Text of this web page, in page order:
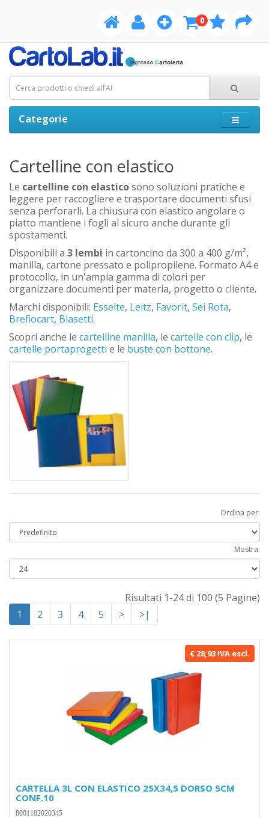
0
Categorie
Cartelline con elastico
Le cartelline con elasticosono soluzioni pratiche e
leggere per raccogliere e trasportare documenti sfusi
senza perforarli. La chiusura con elastico angolare o
piatto mantiene i fogli al sicuro anche durante gli
spostamenti.
Disponibili a 3 lembi in cartoncino da 300 a 400 g/m²,
manilla, cartone pressato e polipropilene. Formato A4 e
protocollo, in un'ampia gamma di colori per
organizzare documenti per materia, progetto o cliente.
Marchi disponibili: Esselte, Leitz, Favorit, Sei Rota,
Brefiocart, Blasetti.
Scopri anche le cartelline manilla, le cartelle con clip, le
cartelle portaprogetti e le buste con bottone.
Ordina per:
Mostra:
1 2 3 4 5 > >|
Risultati 1-24 di 100 (5 Pagine)
€ 28,93 IVA escl.
CARTELLA 3L CON ELASTICO 25X34,5 DORSO 5CM
CONF.10
8001182020345